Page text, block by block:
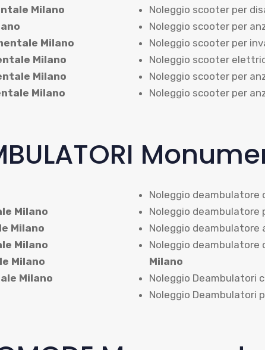
Milano
Milano
Milano
Milano
Milano
Noleggio scooter per
Noleggio scooter per
Noleggio scooter per
Noleggio scooter
Noleggio scooter per
Noleggio scooter per
Milano
Milano
Milano
Milano
Milano
Noleggio deambulatore
Noleggio deambulatore
Noleggio deambulatore
Noleggio deambulatore
Milano
Noleggio Deambulatori
Noleggio Deambulatori